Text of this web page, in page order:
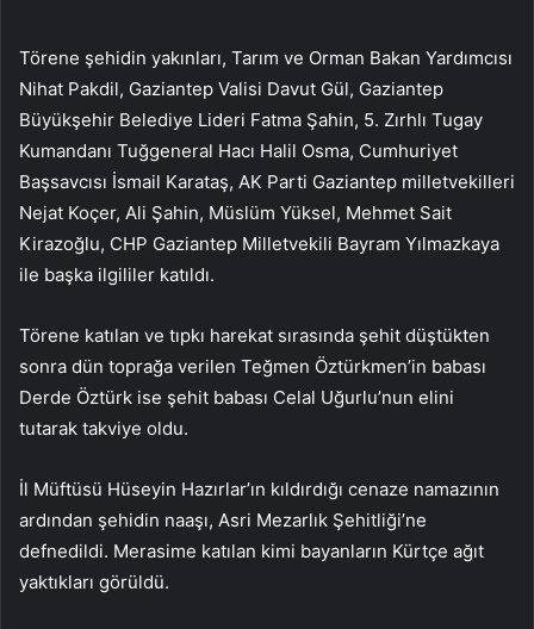
Törene şehidin yakınları, Tarım ve Orman Bakan Yardımcısı
Nihat Pakdil, Gaziantep Valisi Davut Gül, Gaziantep
Büyükşehir Belediye Lideri Fatma Şahin, 5. Zırhlı Tugay
Kumandanı Tuğgeneral Hacı Halil Osma, Cumhuriyet
Başsavcısı İsmail Karataş, AK Parti Gaziantep milletvekilleri
Nejat Koçer, Ali Şahin, Müslüm Yüksel, Mehmet Sait
Kirazoğlu, CHP Gaziantep Milletvekili Bayram Yılmazkaya
ile başka ilgililer katıldı.
Törene katılan ve tıpkı harekat sırasında şehit düştükten
sonra dün toprağa verilen Teğmen Öztürkmen’in babası
Derde Öztürk ise şehit babası Celal Uğurlu’nun elini
tutarak takviye oldu.
İl Müftüsü Hüseyin Hazırlar’ın kıldırdığı cenaze namazının
ardından şehidin naaşı, Asri Mezarlık Şehitliği’ne
defnedildi. Merasime katılan kimi bayanların Kürtçe ağıt
yaktıkları görüldü.